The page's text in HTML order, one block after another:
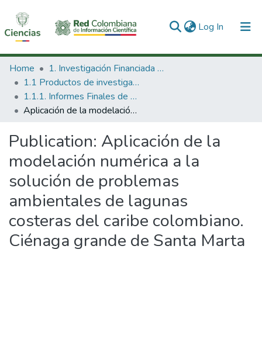
Log In (current)
Communities & Collections
All of DSpace
Statistics
Home
1. Investigación Financiada con Recursos Públicos
1.1 Productos de investigación
1.1.1. Informes Finales de Proyectos de Investigación
Aplicación de la modelación numérica a la solución de problemas ambientales de lagunas costeras del caribe colombiano. Ciénaga grande de Santa Marta
Publication: Aplicación de la
modelación numérica a la
solución de problemas
ambientales de lagunas
costeras del caribe colombiano.
Ciénaga grande de Santa Marta